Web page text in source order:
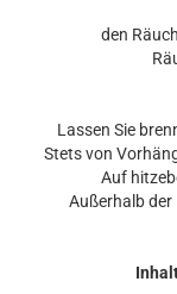
den
Lassen Sie
Stets von
Auf
Außerhalb der